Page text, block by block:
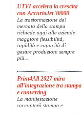
UTVI accelera la crescita
con AccurioJet 30000
La trasformazione del
mercato della stampa
richiede oggi alle aziende
maggiore flessibilità,
rapidità e capacità di
gestire produzioni sempre
più...
Print4All 2027 mira
all’integrazione tra stampa
e converting
La manifestazione
racconterà stampa e